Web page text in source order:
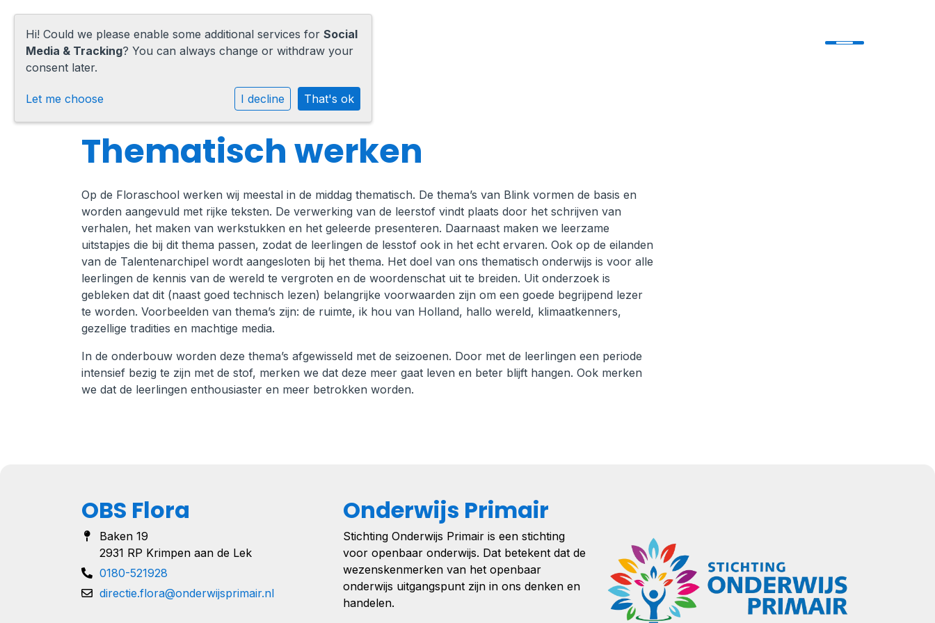
Home
Onze school
Praktische informatie
Medezeggenschap
Vacatures
Ik zoek een school
Thematisch werken
Op de Floraschool werken wij meestal in de middag thematisch. De thema’s van Blink vormen de basis en
worden aangevuld met rijke teksten. De verwerking van de leerstof vindt plaats door het schrijven van
verhalen, het maken van werkstukken en het geleerde presenteren. Daarnaast maken we leerzame
uitstapjes die bij dit thema passen, zodat de leerlingen de lesstof ook in het echt ervaren. Ook op de eilanden
van de Talentenarchipel wordt aangesloten bij het thema. Het doel van ons thematisch onderwijs is voor alle
leerlingen de kennis van de wereld te vergroten en de woordenschat uit te breiden. Uit onderzoek is
gebleken dat dit (naast goed technisch lezen) belangrijke voorwaarden zijn om een goede begrijpend lezer
te worden. Voorbeelden van thema’s zijn: de ruimte, ik hou van Holland, hallo wereld, klimaatkenners,
gezellige tradities en machtige media.
In de onderbouw worden deze thema’s afgewisseld met de seizoenen. Door met de leerlingen een periode
intensief bezig te zijn met de stof, merken we dat deze meer gaat leven en beter blijft hangen. Ook merken
we dat de leerlingen enthousiaster en meer betrokken worden.
OBS Flora
Baken 19
2931 RP Krimpen aan de Lek
0180-521928
directie.flora@onderwijsprimair.nl
Onderwijs Primair
Stichting Onderwijs Primair is een stichting
voor openbaar onderwijs. Dat betekent dat de
wezenskenmerken van het openbaar
onderwijs uitgangspunt zijn in ons denken en
handelen.
Hi! Could we please enable some additional services for Social
Media & Tracking? You can always change or withdraw your
consent later.
Let me choose I decline That's ok